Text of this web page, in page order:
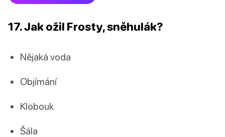
17. Jak ožil Frosty, sněhulák?
Nějaká voda
Objímání
Klobouk
Šála